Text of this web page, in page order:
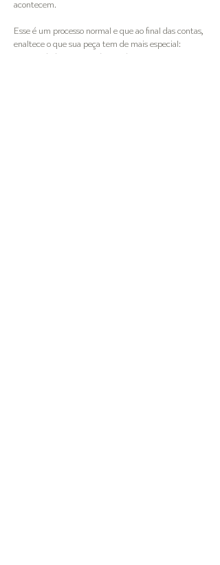
acontecem.
Esse é um processo normal e que ao final das contas,
enaltece o que sua peça tem de mais especial: